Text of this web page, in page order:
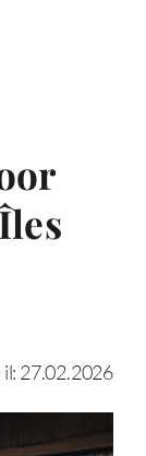
27.02.2026